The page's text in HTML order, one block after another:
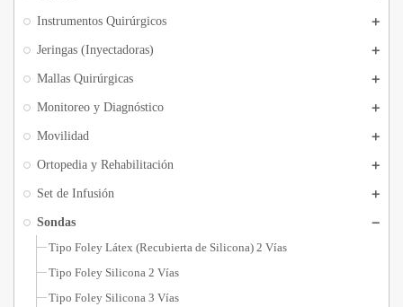
Instrumentos Quirúrgicos
Jeringas (Inyectadoras)
Mallas Quirúrgicas
Monitoreo y Diagnóstico
Movilidad
Ortopedia y Rehabilitación
Set de Infusión
Sondas
Tipo Foley Látex (Recubierta de Silicona) 2 Vías
Tipo Foley Silicona 2 Vías
Tipo Foley Silicona 3 Vías